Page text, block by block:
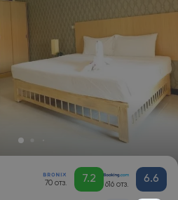
70 отз. 7.2 616 отз. 6.6